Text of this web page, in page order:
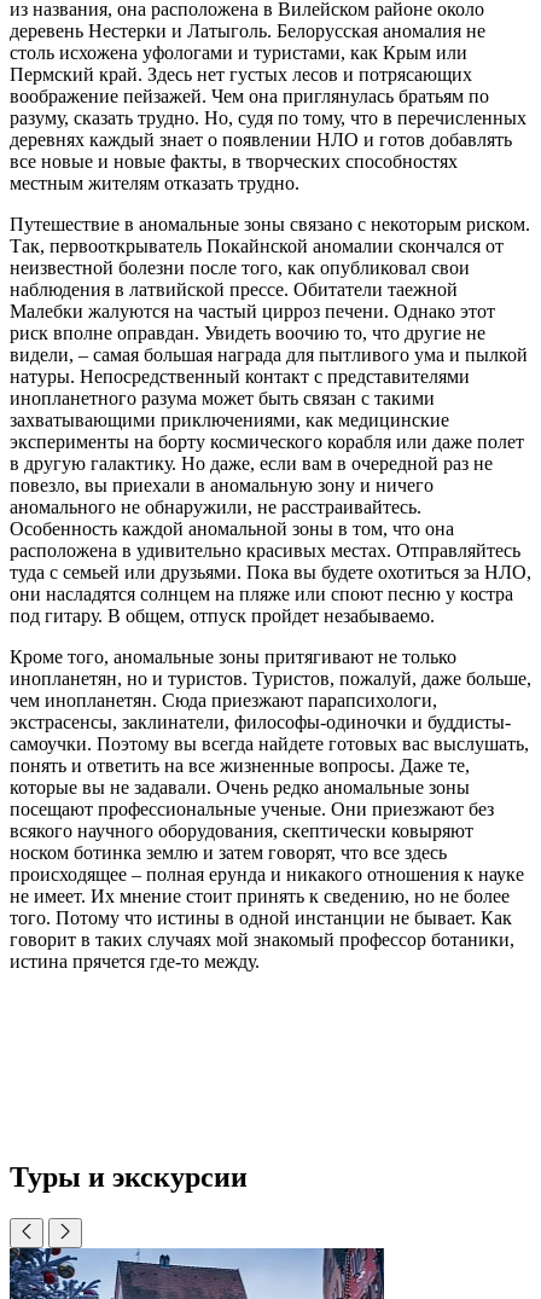
из названия, она расположена в Вилейском районе около
деревень Нестерки и Латыголь. Белорусская аномалия не
столь исхожена уфологами и туристами, как Крым или
Пермский край. Здесь нет густых лесов и потрясающих
воображение пейзажей. Чем она приглянулась братьям по
разуму, сказать трудно. Но, судя по тому, что в перечисленных
деревнях каждый знает о появлении НЛО и готов добавлять
все новые и новые факты, в творческих способностях
местным жителям отказать трудно.
Путешествие в аномальные зоны связано с некоторым риском.
Так, первооткрыватель Покайнской аномалии скончался от
неизвестной болезни после того, как опубликовал свои
наблюдения в латвийской прессе. Обитатели таежной
Малебки жалуются на частый цирроз печени. Однако этот
риск вполне оправдан. Увидеть воочию то, что другие не
видели, – самая большая награда для пытливого ума и пылкой
натуры. Непосредственный контакт с представителями
инопланетного разума может быть связан с такими
захватывающими приключениями, как медицинские
эксперименты на борту космического корабля или даже полет
в другую галактику. Но даже, если вам в очередной раз не
повезло, вы приехали в аномальную зону и ничего
аномального не обнаружили, не расстраивайтесь.
Особенность каждой аномальной зоны в том, что она
расположена в удивительно красивых местах. Отправляйтесь
туда с семьей или друзьями. Пока вы будете охотиться за НЛО,
они насладятся солнцем на пляже или споют песню у костра
под гитару. В общем, отпуск пройдет незабываемо.
Кроме того, аномальные зоны притягивают не только
инопланетян, но и туристов. Туристов, пожалуй, даже больше,
чем инопланетян. Сюда приезжают парапсихологи,
экстрасенсы, заклинатели, философы-одиночки и буддисты-
самоучки. Поэтому вы всегда найдете готовых вас выслушать,
понять и ответить на все жизненные вопросы. Даже те,
которые вы не задавали. Очень редко аномальные зоны
посещают профессиональные ученые. Они приезжают без
всякого научного оборудования, скептически ковыряют
носком ботинка землю и затем говорят, что все здесь
происходящее – полная ерунда и никакого отношения к науке
не имеет. Их мнение стоит принять к сведению, но не более
того. Потому что истины в одной инстанции не бывает. Как
говорит в таких случаях мой знакомый профессор ботаники,
истина прячется где-то между.
Туры и экскурсии